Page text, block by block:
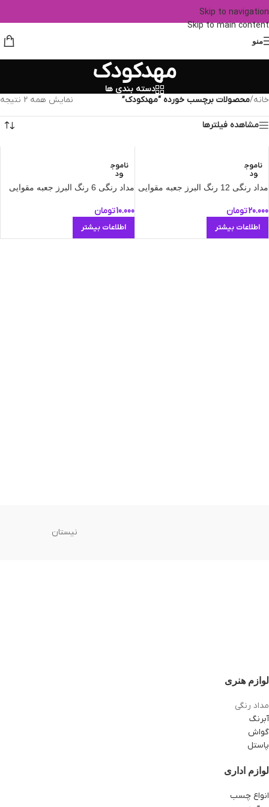
Skip to navigation
Skip to main content
منو
مهدکودک
دسته بندی ها
خانه/محصولات برچسب خورده “مهدکودک” نمایش همه 2 نتیجه
مشاهده فیلترها
ناموج
ود
مداد رنگی 12 رنگ البرز جعبه مقوایی
20.000تومان
اطلاعات بیشتر
ناموج
ود
مداد رنگی 6 رنگ البرز جعبه مقوایی
10.000تومان
اطلاعات بیشتر
نیستان
لوازم هنری
مداد رنگی
آبرنگ
گواش
پاستل
لوازم اداری
انواع چسب